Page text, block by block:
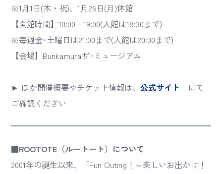
※1月1日(木・祝)、1月26日(月)休館
【開館時間】10:00－19:00(入館は18:30まで)
※毎週金･土曜日は21:00まで(入館は20:30まで)
【会場】Bunkamuraザ･ミュージアム
► ほか開催概要やチケット情報は、公式サイト にて
ご確認ください
■ROOTOTE（ルートート）について
2001年の誕生以来、「Fun Outing！～楽しいお出かけ！